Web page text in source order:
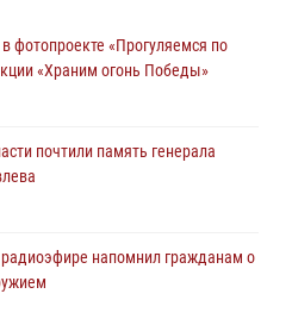
фотопроекте «Прогуляемся по
«Храним огонь Победы»
почтили память генерала
напомнил гражданам о